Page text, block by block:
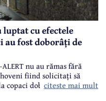
cu efectele
fost doborâți de
nu au rămas fără
fiind solicitați să
copaci doborâți în urma
citeste mai mult